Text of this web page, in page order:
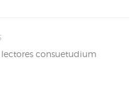
consuetudium